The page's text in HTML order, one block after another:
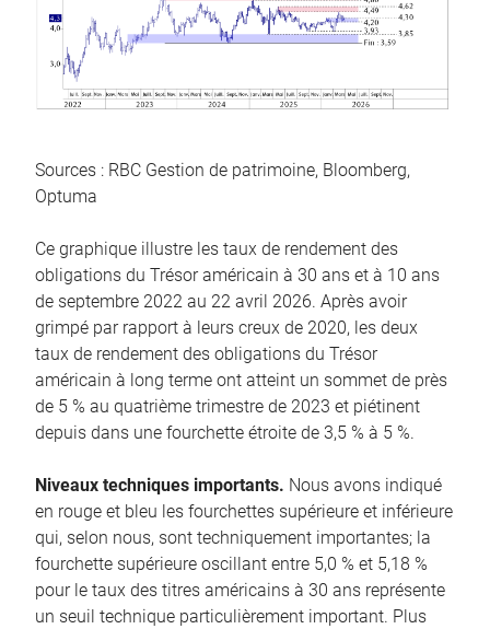
Sources : RBC Gestion de patrimoine, Bloomberg,
Optuma
Ce graphique illustre les taux de rendement des
obligations du Trésor américain à 30 ans et à 10 ans
de septembre 2022 au 22 avril 2026. Après avoir
grimpé par rapport à leurs creux de 2020, les deux
taux de rendement des obligations du Trésor
américain à long terme ont atteint un sommet de près
de 5 % au quatrième trimestre de 2023 et piétinent
depuis dans une fourchette étroite de 3,5 % à 5 %.
Niveaux techniques importants. Nous avons indiqué
en rouge et bleu les fourchettes supérieure et inférieure
qui, selon nous, sont techniquement importantes; la
fourchette supérieure oscillant entre 5,0 % et 5,18 %
pour le taux des titres américains à 30 ans représente
un seuil technique particulièrement important. Plus